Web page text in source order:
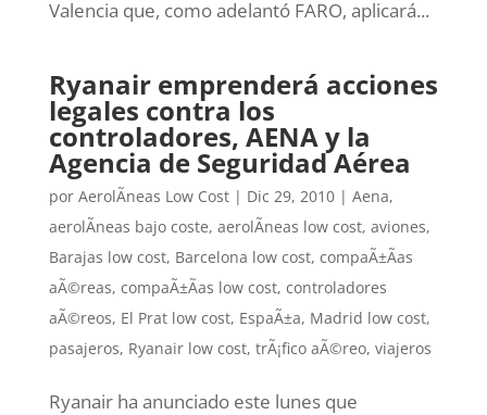
Valencia que, como adelantó FARO, aplicará...
Ryanair emprenderá acciones
legales contra los
controladores, AENA y la
Agencia de Seguridad Aérea
por AerolÃ­neas Low Cost| Dic 29, 2010| Aena,
aerolÃ­neas bajo coste, aerolÃ­neas low cost, aviones,
Barajas low cost, Barcelona low cost, compaÃ±Ã­as
aÃ©reas, compaÃ±Ã­as low cost, controladores
aÃ©reos, El Prat low cost, EspaÃ±a, Madrid low cost,
pasajeros, Ryanair low cost, trÃ¡fico aÃ©reo, viajeros
Ryanair ha anunciado este lunes que